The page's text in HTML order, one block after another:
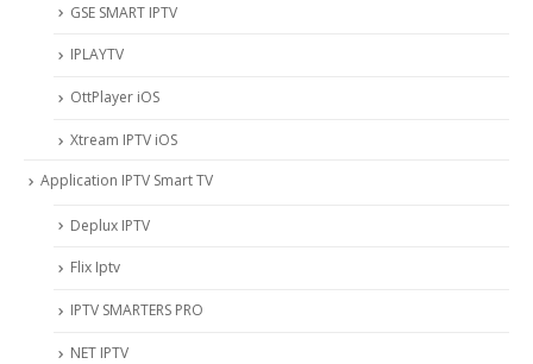
‎GSE SMART IPTV
IPLAYTV
OttPlayer iOS
Xtream IPTV iOS
Application IPTV Smart TV
Deplux IPTV
Flix Iptv
IPTV SMARTERS PRO
NET IPTV